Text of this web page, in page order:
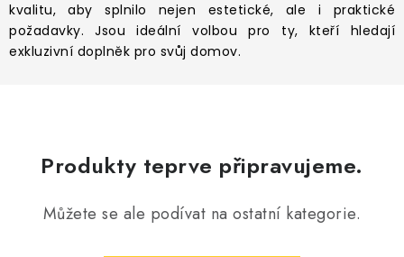
B2B SPOLUPRÁCE
Obchodní podmínky
Podmínky ochrany osobních údajů
Prodávané značky
kvalitu, aby splnilo nejen estetické, ale i praktické
požadavky. Jsou ideální volbou pro ty, kteří hledají
exkluzivní doplněk pro svůj domov.
Produkty teprve připravujeme.
Můžete se ale podívat na ostatní kategorie.